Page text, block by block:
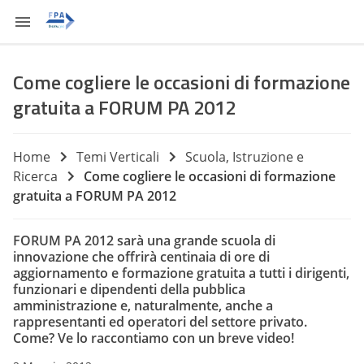
Come cogliere le occasioni di formazione
gratuita a FORUM PA 2012
Home Temi Verticali
Scuola, Istruzione e
Ricerca
Come cogliere le occasioni di formazione
gratuita a FORUM PA 2012
FORUM PA 2012 sarà una grande scuola di
innovazione che offrirà centinaia di ore di
aggiornamento e formazione gratuita a tutti i dirigenti,
funzionari e dipendenti della pubblica
amministrazione e, naturalmente, anche a
rappresentanti ed operatori del settore privato.
Come? Ve lo raccontiamo con un breve video!